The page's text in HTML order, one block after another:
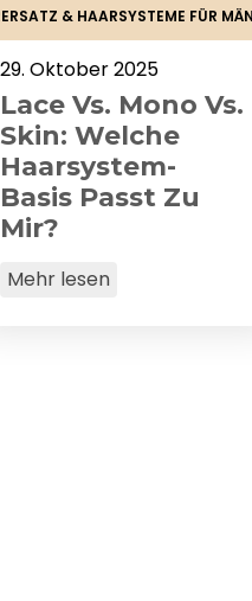
& HAARSYSTEME FÜR
29. Oktober 2025
Lace Vs. Mono Vs.
Skin: Welche
Haarsystem-
Basis Passt Zu
Mir?
Mehr lesen